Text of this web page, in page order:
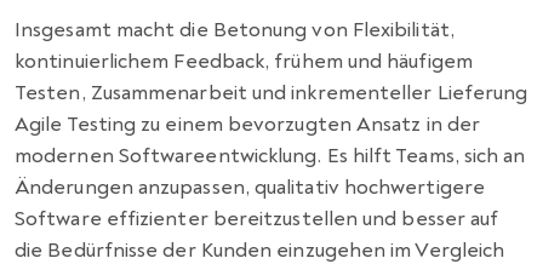
Insgesamt macht die Betonung von Flexibilität,
kontinuierlichem Feedback, frühem und häufigem
Testen, Zusammenarbeit und inkrementeller Lieferung
Agile Testing zu einem bevorzugten Ansatz in der
modernen Softwareentwicklung. Es hilft Teams, sich an
Änderungen anzupassen, qualitativ hochwertigere
Software effizienter bereitzustellen und besser auf
die Bedürfnisse der Kunden einzugehen im Vergleich